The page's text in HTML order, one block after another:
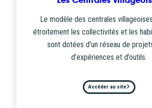
Le modèle des centrales
étroitement les collectivités et les
sont dotées d’un réseau de
d’expériences et d’outils.
Accéder au site